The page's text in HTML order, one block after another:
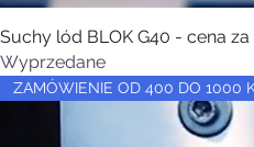
Suchy lód BLOK G40 - cena za
Wyprzedane
ZAMÓWIENIE OD 400 DO 1000